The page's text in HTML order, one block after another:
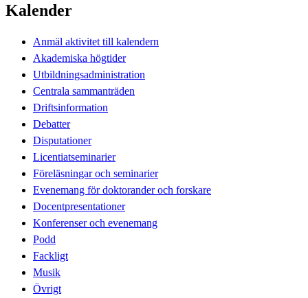
Kalender
Anmäl aktivitet till kalendern
Akademiska högtider
Utbildningsadministration
Centrala sammanträden
Driftsinformation
Debatter
Disputationer
Licentiatseminarier
Föreläsningar och seminarier
Evenemang för doktorander och forskare
Docentpresentationer
Konferenser och evenemang
Podd
Fackligt
Musik
Övrigt